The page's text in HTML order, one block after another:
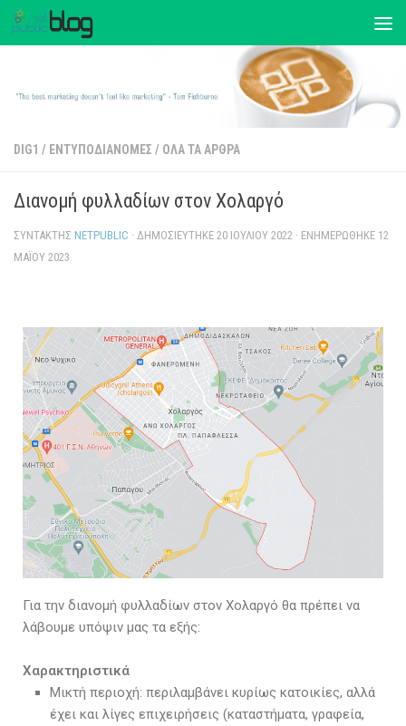
DIG1 / ΕΝΤΥΠΟΔΙΑΝΟΜΈΣ / ΌΛΑ ΤΑ ΆΡΘΡΑ
Διανομή φυλλαδίων στον Χολαργό
ΣΥΝΤΆΚΤΗΣ NETPUBLIC · ΔΗΜΟΣΙΕΎΤΗΚΕ 20 ΙΟΥΛΊΟΥ 2022 · ΕΝΗΜΕΡΏΘΗΚΕ 12
ΜΑΪ́ΟΥ 2023
Για την διανομή φυλλαδίων στον Χολαργό θα πρέπει να
λάβουμε υπόψιν μας τα εξής:
Χαρακτηριστικά
Μικτή περιοχή: περιλαμβάνει κυρίως κατοικίες, αλλά
έχει και λίγες επιχειρήσεις (καταστήματα, γραφεία,